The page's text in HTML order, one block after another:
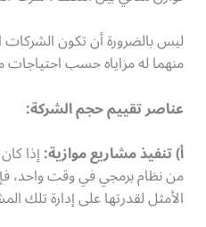
ليس بالضرورة أن تكون
منهما له مزاياه حسب
عناصر تقييم حجم الشركة:
أ) تنفيذ مشاريع موازية:إذا
من نظام برمجي في وقت واحد،
الأمثل لقدرتها على إدارة تلك